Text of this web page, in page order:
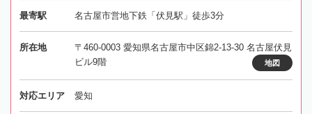
最寄駅 名古屋市営地下鉄「伏見駅」徒歩3分
所在地
〒460-0003 愛知県名古屋市中区錦2-13-30 名古屋伏見
ビル9階
地図
対応エリア 愛知